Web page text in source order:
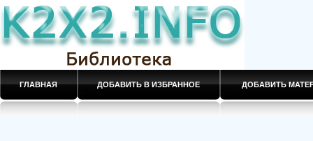
ГЛАВНАЯ ДОБАВИТЬ В ИЗБРАННОЕ ДОБАВИТЬ